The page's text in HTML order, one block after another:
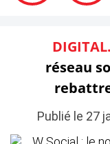
DIGITAL.
réseau
Publié le 27